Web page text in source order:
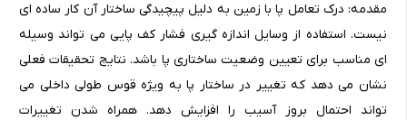
مقدمه: درک تعامل پا با زمین به دلیل پیچیدگی ساختار آن کار ساده ای
نیست. استفاده از وسایل اندازه گیری فشار کف پایی می تواند وسیله
ای مناسب برای تعیین وضعیت ساختاری پا باشد. نتایج تحقیقات فعلی
نشان می دهد که تغییر در ساختار پا به ویژه قوس طولی داخلی می
تواند احتمال بروز آسیب را افزایش دهد. همراه شدن تغییرات